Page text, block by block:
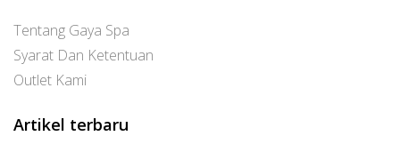
Tentang Gaya Spa
Syarat Dan Ketentuan
Outlet Kami
Artikel terbaru